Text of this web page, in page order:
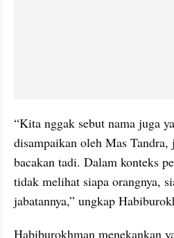
“Kita nggak sebut nama juga
disampaikan oleh Mas Tandra,
bacakan tadi. Dalam konteks
tidak melihat siapa orangnya,
jabatannya,” ungkap
Habiburokhman menekankan